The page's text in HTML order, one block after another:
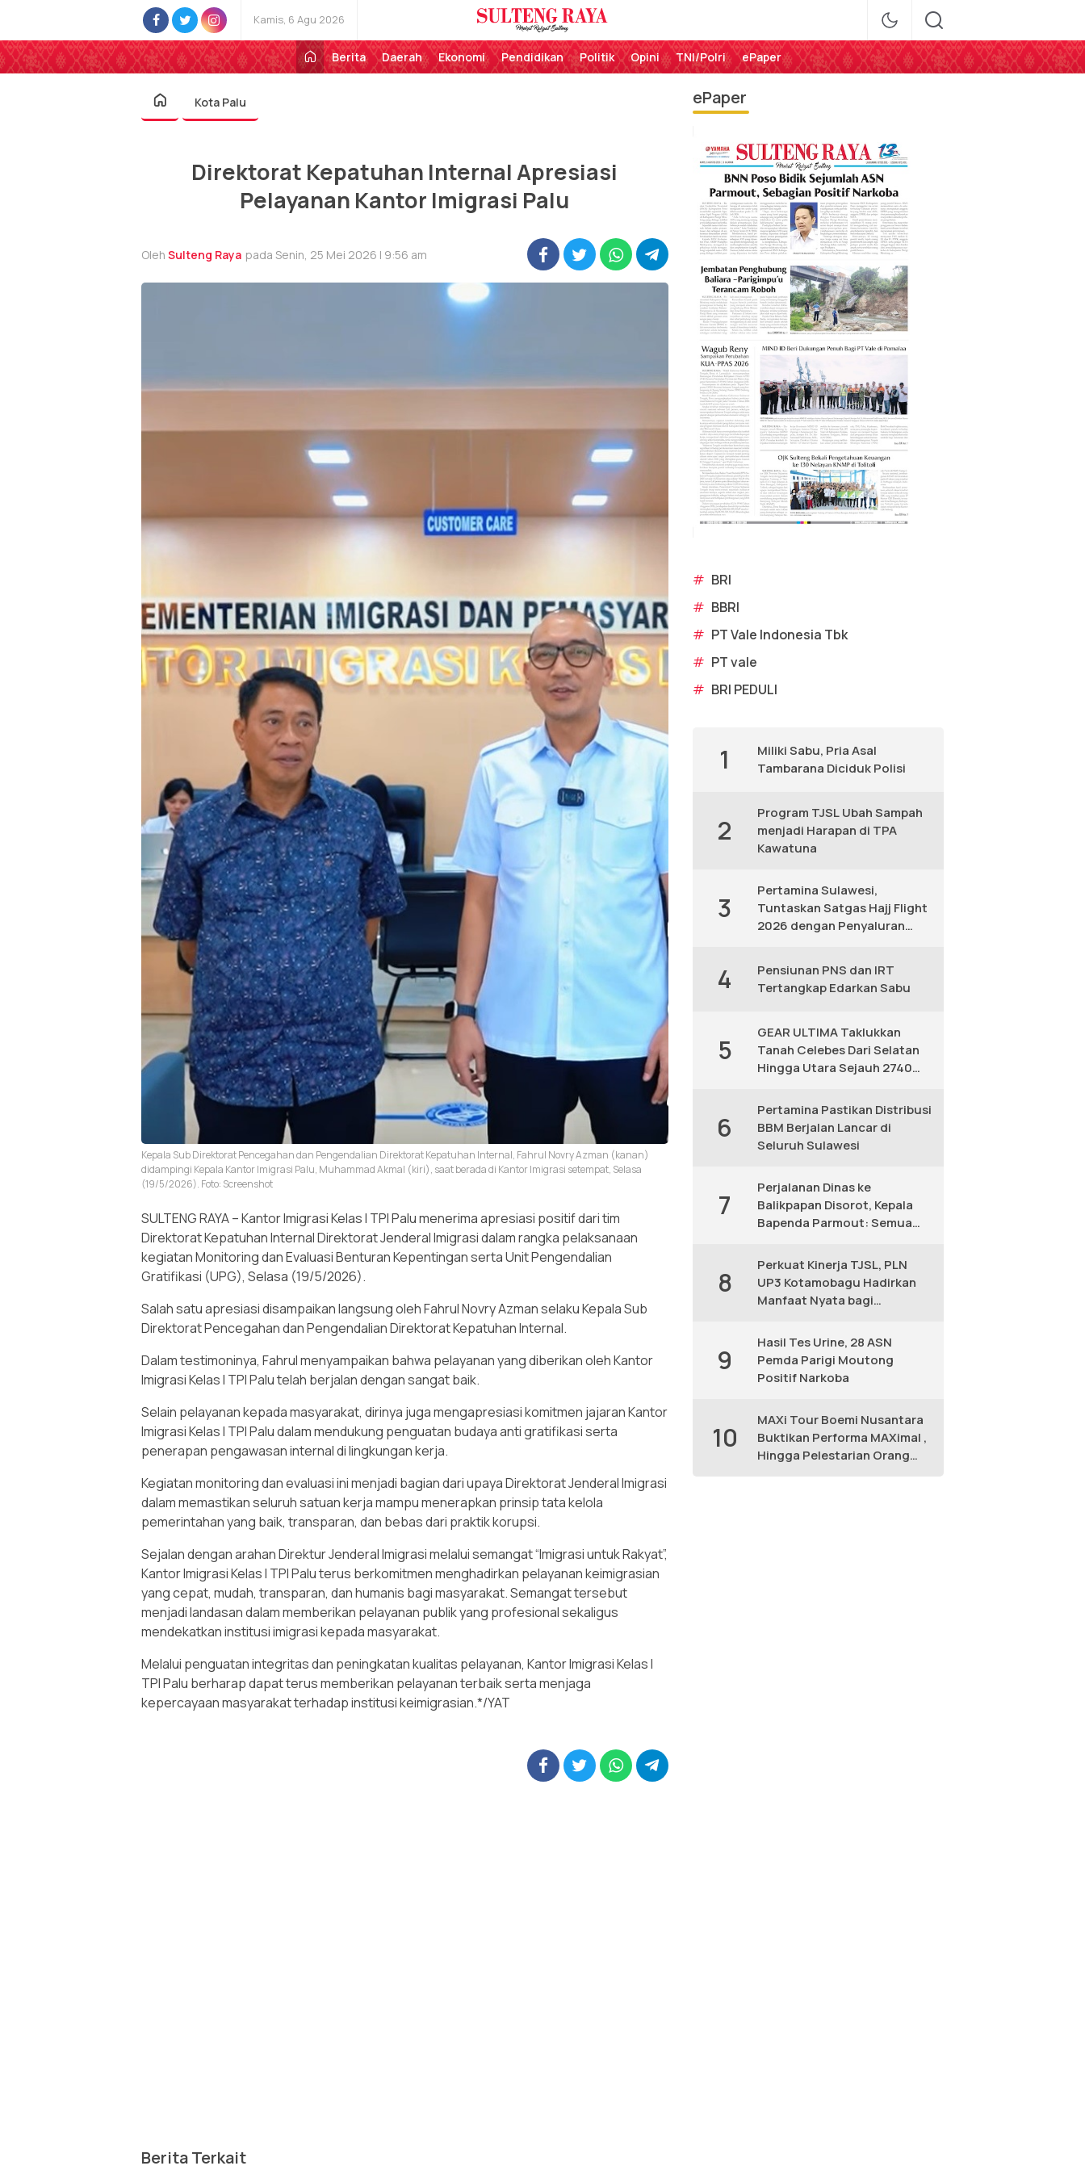
Kamis, 6 Agu 2026
Sulteng Raya
Perekat Rakyat Sulteng
Berita
Daerah Ekonomi Pendidikan Politik Opini TNI/Polri ePaper
Kota Palu
Direktorat Kepatuhan Internal Apresiasi
Pelayanan Kantor Imigrasi Palu
Oleh Sulteng Raya pada Senin, 25 Mei 2026 | 9:56 am
Kepala Sub Direktorat Pencegahan dan Pengendalian Direktorat Kepatuhan Internal, Fahrul Novry Azman (kanan)
didampingi Kepala Kantor Imigrasi Palu, Muhammad Akmal (kiri), saat berada di Kantor Imigrasi setempat, Selasa
(19/5/2026). Foto: Screenshot
SULTENG RAYA – Kantor Imigrasi Kelas I TPI Palu menerima apresiasi positif dari tim
Direktorat Kepatuhan Internal Direktorat Jenderal Imigrasi dalam rangka pelaksanaan
kegiatan Monitoring dan Evaluasi Benturan Kepentingan serta Unit Pengendalian
Gratifikasi (UPG), Selasa (19/5/2026).
Salah satu apresiasi disampaikan langsung oleh Fahrul Novry Azman selaku Kepala Sub
Direktorat Pencegahan dan Pengendalian Direktorat Kepatuhan Internal.
Dalam testimoninya, Fahrul menyampaikan bahwa pelayanan yang diberikan oleh Kantor
Imigrasi Kelas I TPI Palu telah berjalan dengan sangat baik.
Selain pelayanan kepada masyarakat, dirinya juga mengapresiasi komitmen jajaran Kantor
Imigrasi Kelas I TPI Palu dalam mendukung penguatan budaya anti gratifikasi serta
penerapan pengawasan internal di lingkungan kerja.
Kegiatan monitoring dan evaluasi ini menjadi bagian dari upaya Direktorat Jenderal Imigrasi
dalam memastikan seluruh satuan kerja mampu menerapkan prinsip tata kelola
pemerintahan yang baik, transparan, dan bebas dari praktik korupsi.
Sejalan dengan arahan Direktur Jenderal Imigrasi melalui semangat “Imigrasi untuk Rakyat”,
Kantor Imigrasi Kelas I TPI Palu terus berkomitmen menghadirkan pelayanan keimigrasian
yang cepat, mudah, transparan, dan humanis bagi masyarakat. Semangat tersebut
menjadi landasan dalam memberikan pelayanan publik yang profesional sekaligus
mendekatkan institusi imigrasi kepada masyarakat.
Melalui penguatan integritas dan peningkatan kualitas pelayanan, Kantor Imigrasi Kelas I
TPI Palu berharap dapat terus memberikan pelayanan terbaik serta menjaga
kepercayaan masyarakat terhadap institusi keimigrasian.*/YAT
Berita Terkait
ePaper
# BRI
# BBRI
# PT Vale Indonesia Tbk
# PT vale
# BRI PEDULI
1
Miliki Sabu, Pria Asal
Tambarana Diciduk Polisi
2
Program TJSL Ubah Sampah
menjadi Harapan di TPA
Kawatuna
3
Pertamina Sulawesi,
Tuntaskan Satgas Hajj Flight
2026 dengan Penyaluran
4
Pensiunan PNS dan IRT
Tertangkap Edarkan Sabu
5
GEAR ULTIMA Taklukkan
Tanah Celebes Dari Selatan
Hingga Utara Sejauh 2740
6
Pertamina Pastikan Distribusi
BBM Berjalan Lancar di
Seluruh Sulawesi
7
Perjalanan Dinas ke
Balikpapan Disorot, Kepala
Bapenda Parmout: Semua
8
Perkuat Kinerja TJSL, PLN
UP3 Kotamobagu Hadirkan
Manfaat Nyata bagi
9
Hasil Tes Urine, 28 ASN
Pemda Parigi Moutong
Positif Narkoba
10
MAXi Tour Boemi Nusantara
Buktikan Performa MAXimal ,
Hingga Pelestarian Orang